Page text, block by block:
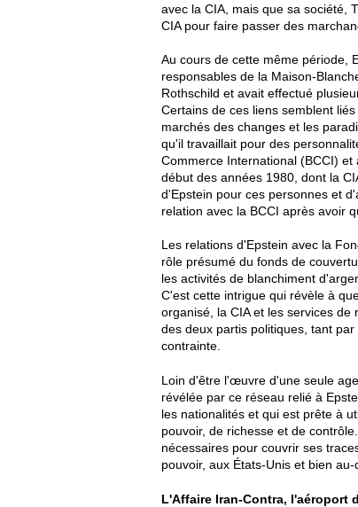
avec la CIA, mais que sa société,
CIA pour faire passer des
Au cours de cette même période,
responsables de la Maison-
Rothschild et avait effectué
Certains de ces liens semblent
marchés des changes et les
qu'il travaillait pour des
Commerce International (BCCI)
début des années 1980, dont la
d'Epstein pour ces personnes et
relation avec la BCCI après avoir
Les relations d'Epstein avec la
rôle présumé du fonds de
les activités de blanchiment
C'est cette intrigue qui révèle à
organisé, la CIA et les services
des deux partis politiques, tant
contrainte.
Loin d'être l'œuvre d'une seule
révélée par ce réseau relié à
les nationalités et qui est prête à
pouvoir, de richesse et de
nécessaires pour couvrir ses
pouvoir, aux États-Unis et bien
L'Affaire Iran-Contra, l'aéroport